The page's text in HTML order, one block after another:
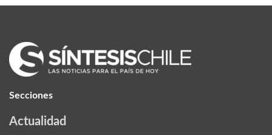
Secciones
Actualidad